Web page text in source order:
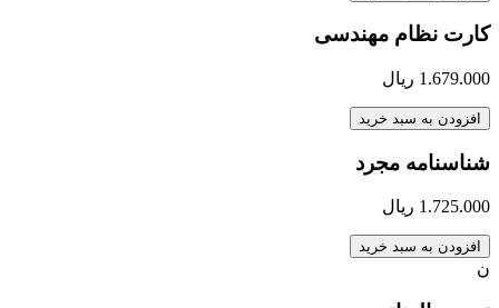
کارت نظام مهندسی
1.679.000 ریال
افزودن به سبد خرید
شناسنامه مجرد
1.725.000 ریال
افزودن به سبد خرید
ن